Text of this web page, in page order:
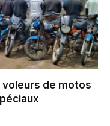
voleurs de motos